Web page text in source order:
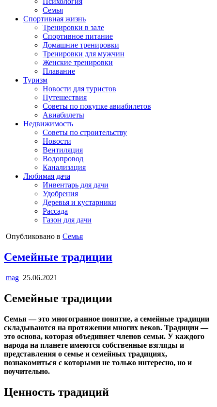
Семья
Спортивная жизнь
Тренировки в зале
Спортивное питание
Домашние тренировки
Тренировки для мужчин
Женские тренировки
Плавание
Туризм
Новости для туристов
Путешествия
Советы по покупке авиабилетов
Авиабилеты
Недвижимость
Советы по строительству
Новости
Вентиляция
Водопровод
Канализация
Любимая дача
Инвентарь для дачи
Удобрения
Деревья и кустарники
Рассада
Газон для дачи
Опубликовано в Семья
Семейные традиции
mag 25.06.2021
Семейные традиции
Семья — это многогранное понятие, а семейные традиции
складываются на протяжении многих веков. Традиции —
это основа, которая объединяет членов семьи. У каждого
народа на планете имеются собственные взгляды и
представления о семье и семейных традициях,
познакомиться с которыми не только интересно, но и
поучительно.
Ценность традиций